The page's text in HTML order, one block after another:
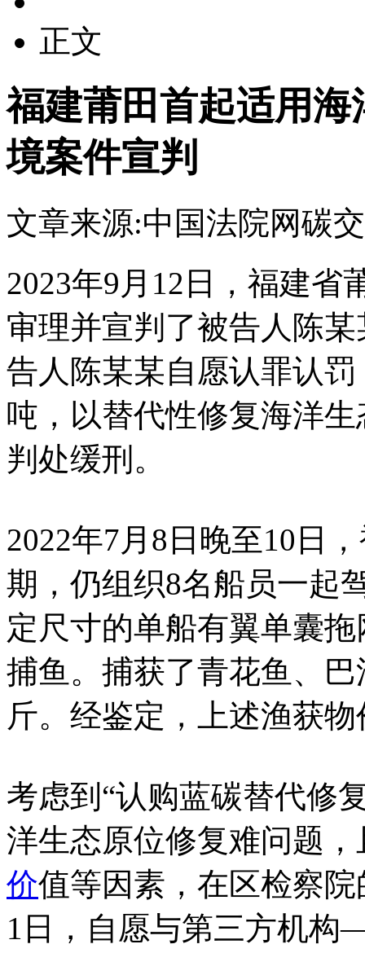
正文
福建莆田首起适用
境案件宣判
文章来源:中国法院网碳
2023年9月12日，福建省
审理并宣判了被告人陈
告人陈某某自愿认罪认
吨，以替代性修复海洋
判处缓刑。
2022年7月8日晚至10日
期，仍组织8名船员一起
定尺寸的单船有翼单囊
捕鱼。捕获了青花鱼、
斤。经鉴定，上述渔获
考虑到“认购蓝碳替代修
洋生态原位修复难问题
价值等因素，在区检察
1日，自愿与第三方机